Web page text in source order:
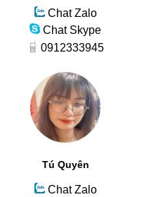
Chat Zalo
Chat Skype
0912333945
Tú Quyên
Chat Zalo